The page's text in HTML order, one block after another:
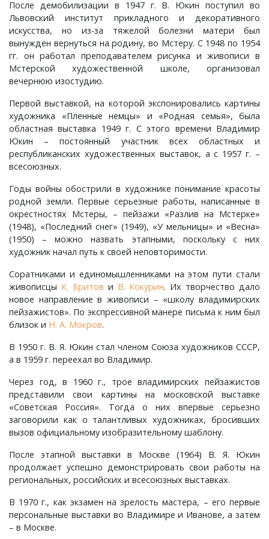
После демобилизации в 1947 г. В. Юкин поступил во
Львовский институт прикладного и декоративного
искусства, но из-за тяжелой болезни матери был
вынужден вернуться на родину, во Мстеру. С 1948 по 1954
гг. он работал преподавателем рисунка и живописи в
Мстерской художественной школе, организовал
вечернюю изостудию.
Первой выставкой, на которой экспонировались картины
художника «Пленные немцы» и «Родная семья», была
областная выставка 1949 г. С этого времени Владимир
Юкин – постоянный участник всех областных и
республиканских художественных выставок, а с 1957 г. –
всесоюзных.
Годы войны обострили в художнике понимание красоты
родной земли. Первые серьезные работы, написанные в
окрестностях Мстеры, – пейзажи «Разлив на Мстерке»
(1948), «Последний снег» (1949), «У мельницы» и «Весна»
(1950) – можно назвать этапными, поскольку с них
художник начал путь к своей неповторимости.
Соратниками и единомышленниками на этом пути стали
живописцы К. Бритов и В. Кокурин. Их творчество дало
новое направление в живописи – «школу владимирских
пейзажистов». По экспрессивной манере письма к ним был
близок и Н. А. Мокров.
В 1950 г. В. Я. Юкин стал членом Союза художников СССР,
а в 1959 г. переехал во Владимир.
Через год, в 1960 г., трое владимирских пейзажистов
представили свои картины на московской выставке
«Советская Россия». Тогда о них впервые серьезно
заговорили как о талантливых художниках, бросивших
вызов официальному изобразительному шаблону.
После этапной выставки в Москве (1964) В. Я. Юкин
продолжает успешно демонстрировать свои работы на
региональных, российских и всесоюзных выставках.
В 1970 г., как экзамен на зрелость мастера, – его первые
персональные выставки во Владимире и Иванове, а затем
– в Москве.
Слотино, село
Сорокина, деревня
Старова, деревня
Чернецкое, село
Шарапово, деревня
Шеина, деревня
Шимонова, деревня
Юрцево, деревня
Паустово, деревня
Пески, деревня
Пировы-Городищи, село
Путятино, деревня
Раменье, деревня
Сарыево, село
Сергеево, деревня
Сергиевы Горки, село
Ставрово, деревня
Станки, село
Степанцево, село
Табачиха, деревня
Тополевка, деревня
Троицкое-Татарово, село
Хотиловка, деревня
Фролово, урочище
Чулково, поселок
Шубино, деревня
Старково, деревня
Таланово, деревня
Тасинский Бор, поселок
Цикуль, село
Шевертни, деревня
Якимец, поселок
Горки, село
Городок, деревня
Гусево, деревня
Дворики, деревня
Дмитриково, деревня
Епишово, деревня
Зауичье, деревня
Ивановская, деревня
Ивашково, деревня
Ивишенье, деревня
Имени Артема, поселок
имени Карла Маркса, поселок
имени Красина, поселок
Имени М. В. Фрунзе, посёлок
Истомино, деревня
Малышево, село
Маринино, село
Марьино, село
Мелехово, поселок
Меховицы, село
Милиново, село
Мисайлово, деревня
Новый, поселок
Овсянниково, деревня
Озерки, деревня
Осипово, село
Плесец, село
Пустынка, деревня
Репники, деревня
Ручьи, деревня
Новобусино, деревня
Новофетинино, деревня
Раздолье, поселок
Тимошкино, село
Тонково, деревня
Флорищи, село
Лужки, деревня
Ляхи, село
Максимово, деревня
Мильдево, деревня
Окшово, деревня
Песочная, деревня
Просеницы, село
Пьянгус, село
Репино, село
Савково, деревня
Селино, деревня
Славцево, село
Толстиково, деревня
Тургенево, деревня
Усад, деревня
Новоселки, село
Окулово, деревня
Орлово, деревня
Пестенькино, деревня
Савково, деревня
Саксино, деревня
Талызино, деревня
Татарово, село
Хоробрицы, деревня
Чаадаево, село
Матренино, село
Мышлино, деревня
Нагорный, поселок
Перново, деревня
Петушки, город
Покров, город
Старые Омутищи, деревня
Старые Петушки, деревня
Сушнево-1, поселок
Лучинское, деревня
Некрасиха, деревня
Одерихино, деревня
Перебор, деревня
Прокошиха, деревня
Рождествено, село
Семеновское, село
Собинка, город
Спасское, село
Ставрово, поселок
Ундол, село
Черкутино, село
Чижово, деревня
Юрино, деревня
Овсяниково, деревня
Передел, деревня
Погребищи, деревня
Разлукино, деревня
Рычково, деревня
Сеславское, село
Спас-Купалище, село
Судогда, город
Хохловка, деревня
Языково, село
Новое, село
Павловское, село
Петраково, село
Порецкое, село
Пустой Ярославль, деревня
Романово, село
Садовый, поселок
Сновицы, село
Спасское, село
Суздаль, город
Суромна, село
Улово, село
Филиппуши, деревня
Цибеево, село
Якиманское, село
Перелоги, село
Петрушино, деревня
Подолец, село
Ратислово, село
Сима, село
Федоровское, село
Федосьино, село
Чувашиха, деревня
Чураково, деревня
Шихобалово, село
Энтузиаст, село
Ярдениха, деревня